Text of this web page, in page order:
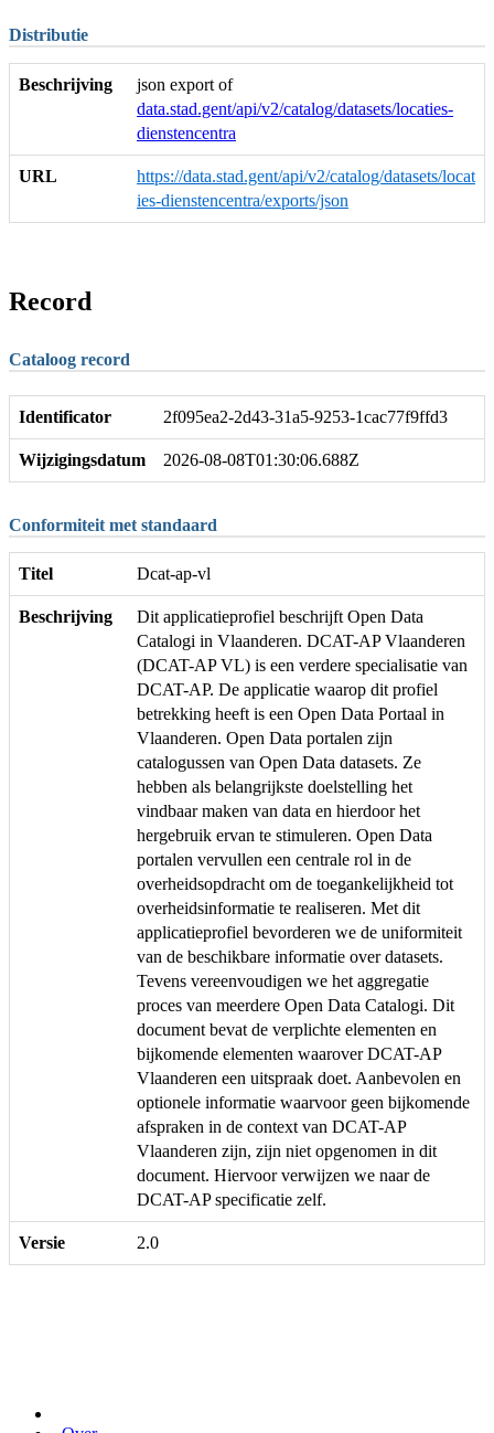
Distributie
Beschrijving
json export of
data.stad.gent/api/v2/catalog/datasets/locaties-
dienstencentra
URL
https://data.stad.gent/api/v2/catalog/datasets/locat
ies-dienstencentra/exports/json
Record
Cataloog record
Identificator 2f095ea2-2d43-31a5-9253-1cac77f9ffd3
Wijzigingsdatum 2026-08-08T01:30:06.688Z
Conformiteit met standaard
Titel Dcat-ap-vl
Beschrijving
Dit applicatieprofiel beschrijft Open Data
Catalogi in Vlaanderen. DCAT-AP Vlaanderen
(DCAT-AP VL) is een verdere specialisatie van
DCAT-AP. De applicatie waarop dit profiel
betrekking heeft is een Open Data Portaal in
Vlaanderen. Open Data portalen zijn
catalogussen van Open Data datasets. Ze
hebben als belangrijkste doelstelling het
vindbaar maken van data en hierdoor het
hergebruik ervan te stimuleren. Open Data
portalen vervullen een centrale rol in de
overheidsopdracht om de toegankelijkheid tot
overheidsinformatie te realiseren. Met dit
applicatieprofiel bevorderen we de uniformiteit
van de beschikbare informatie over datasets.
Tevens vereenvoudigen we het aggregatie
proces van meerdere Open Data Catalogi. Dit
document bevat de verplichte elementen en
bijkomende elementen waarover DCAT-AP
Vlaanderen een uitspraak doet. Aanbevolen en
optionele informatie waarvoor geen bijkomende
afspraken in de context van DCAT-AP
Vlaanderen zijn, zijn niet opgenomen in dit
document. Hiervoor verwijzen we naar de
DCAT-AP specificatie zelf.
Versie 2.0